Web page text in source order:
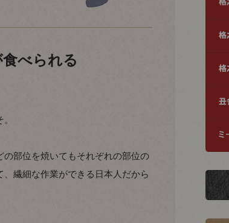
べられる
の部位を焼いてもそれぞれの部位の
繊細な作業ができる日本人だから